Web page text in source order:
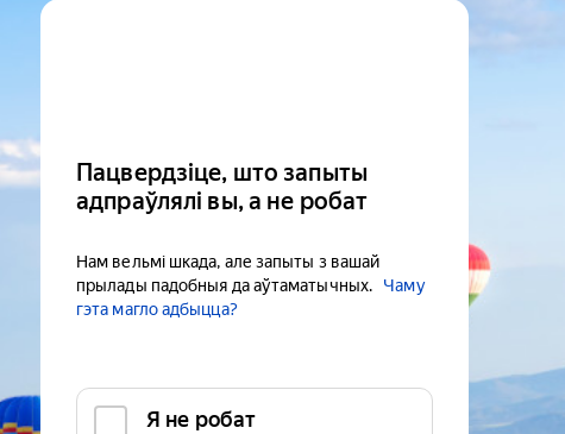
Пацвердзіце, што запыты
адпраўлялі вы, а не робат
Нам вельмі шкада, але запыты з вашай
прылады падобныя да аўтаматычных.
Чаму
гэта магло адбыцца?
Я не робат